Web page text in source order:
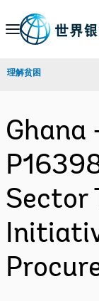
Skip
Navigation
理解贫困
Ghana
Sector